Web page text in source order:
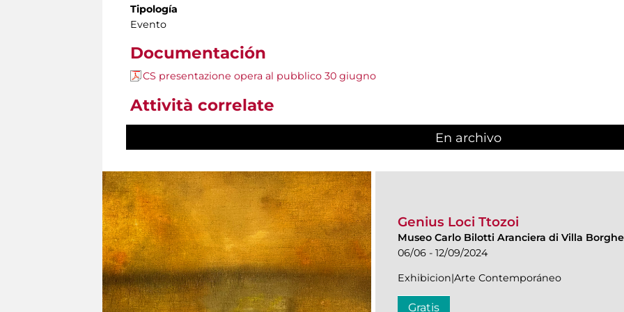
Tipología
Evento
Documentación
CS presentazione opera al pubblico 30 giugno
Attività correlate
En archivo
Genius Loci Ttozoi
Museo Carlo Bilotti Aranciera di Villa
06/06 - 12/09/2024
Exhibicion|Arte Contemporáneo
Gratis